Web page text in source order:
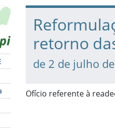
Início do conteúdo
retorno
de 2 de julho
Ofício referente à